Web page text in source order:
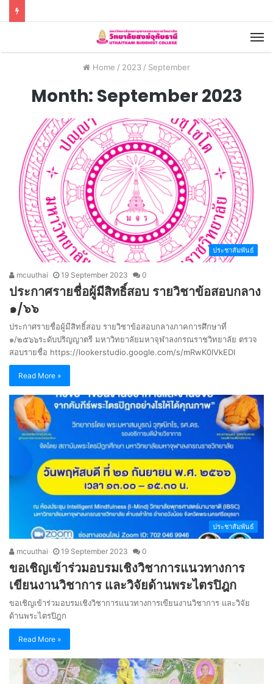
Home / 2023 / September
Month: September 2023
ประชาสัมพันธ์
mcuuthai 19 September 2023 0
ประกาศรายชื่อผู้มีสิทธิ์สอบ รายวิชาข้อสอบกลาง
๑/๖๖
ประกาศรายชื่อผู้มีสิทธิ์สอบ รายวิชาข้อสอบกลางภาคการศึกษาที่
๑/๒๕๖๖ระดับปริญญาตรี มหาวิทยาลัยมหาจุฬาลงกรณราชวิทยาลัย ตรวจ
สอบรายชื่อ https://lookerstudio.google.com/s/mRwK0lVkEDI
Read More »
ประชาสัมพันธ์
mcuuthai 19 September 2023 0
ขอเชิญเข้าร่วมอบรมเชิงวิชาการแนวทางการ
เขียนงานวิชาการ และวิจัยด้านพระไตรปิฎก
ขอเชิญเข้าร่วมอบรมเชิงวิชาการแนวทางการเขียนงานวิชาการ และวิจัย
ด้านพระไตรปิฎก
Read More »